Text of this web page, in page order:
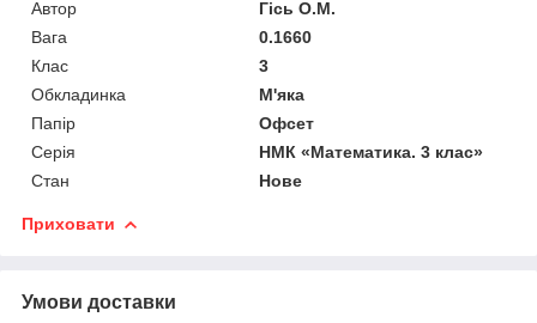
Автор
Гісь О.М.
Вага
0.1660
Клас
3
Обкладинка
М'яка
Папір
Офсет
Серія
НМК «Математика. 3 клас»
Стан
Нове
Приховати
Умови доставки